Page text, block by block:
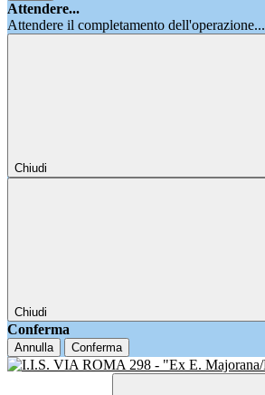
Attendere...
Attendere il completamento dell'operazione...
Chiudi
Chiudi
Conferma
Annulla Conferma